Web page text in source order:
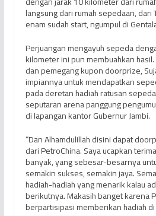
langsung dari rumah sepedaan, dari
enam sudah start, ngumpul di
Perjuangan mengayuh sepeda
kilometer ini pun membuahkan
dan pemegang kupon doorprize,
impiannya untuk mendapatkan
pada deretan hadiah ratusan
seputaran arena panggung
di lapangan kantor Gubernur Jambi.
“Dan Alhamdulillah disini dapat
dari PetroChina. Saya ucapkan
banyak, yang sebesar-besarnya
semakin sukses, semakin jaya.
hadiah-hadiah yang menarik kalau
berikutnya. Makasih banget karena
berpartisipasi memberikan hadiah di